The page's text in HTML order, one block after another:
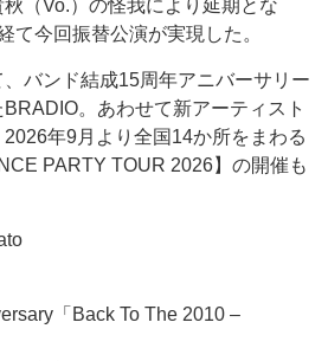
（Vo.）の怪我により延期とな
て今回振替公演が実現した。
バンド結成15周年アニバーサリー
。あわせて新アーティスト
年9月より全国14か所をまわる
PARTY TOUR 2026】の開催も
「Back To The 2010 –